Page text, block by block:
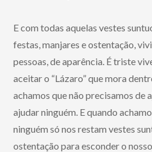
E com todas aquelas vestes
festas, manjares e ostentação,
pessoas, de aparência. É triste
aceitar o “Lázaro” que mora
achamos que não precisamos de
ajudar ninguém. E quando
ninguém só nos restam vestes
ostentação para esconder o